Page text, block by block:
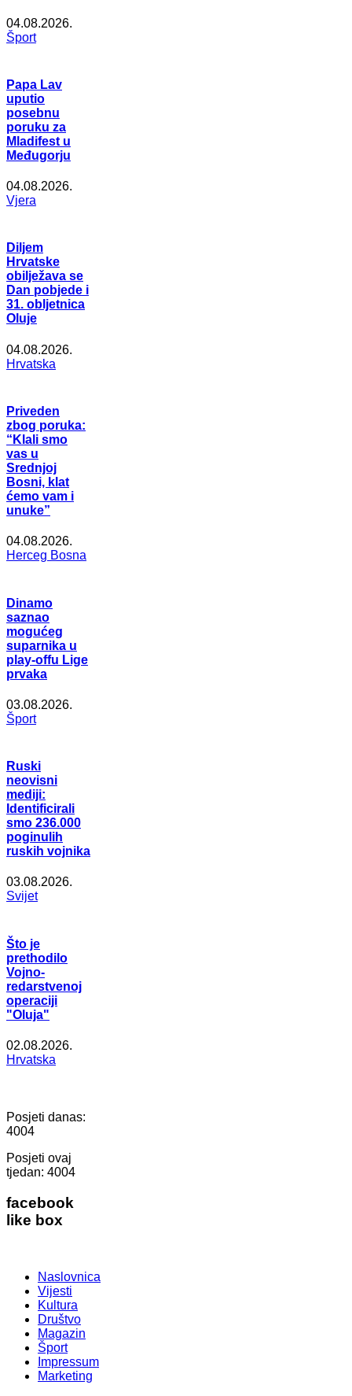
04.08.2026.
Šport
Papa Lav
uputio
posebnu
poruku za
Mladifest u
Međugorju
04.08.2026.
Vjera
Diljem
Hrvatske
obilježava se
Dan pobjede i
31. obljetnica
Oluje
04.08.2026.
Hrvatska
Priveden
zbog poruka:
“Klali smo
vas u
Srednjoj
Bosni, klat
ćemo vam i
unuke”
04.08.2026.
Herceg Bosna
Dinamo
saznao
mogućeg
suparnika u
play-offu Lige
prvaka
03.08.2026.
Šport
Ruski
neovisni
mediji:
Identificirali
smo 236.000
poginulih
ruskih vojnika
03.08.2026.
Svijet
Što je
prethodilo
Vojno-
redarstvenoj
operaciji
"Oluja"
02.08.2026.
Hrvatska
Posjeti danas:
4004
Posjeti ovaj
tjedan: 4004
facebook
like box
Naslovnica
Vijesti
Kultura
Društvo
Magazin
Šport
Impressum
Marketing